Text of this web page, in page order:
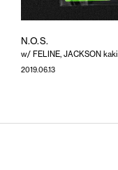
N.O.S.
w/ FELINE, JACKSON kaki
2019.06.13